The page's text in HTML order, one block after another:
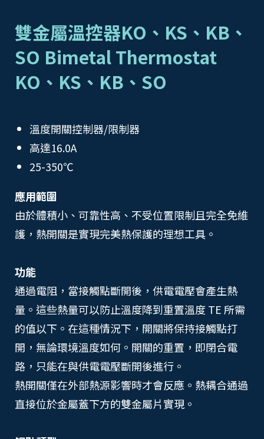
雙金屬溫控器KO、KS、KB、
SO Bimetal Thermostat
KO、KS、KB、SO
溫度開關控制器/限制器
高達16.0A
25-350℃
應用範圍
由於體積小、可靠性高、不受位置限制且完全免維
護，熱開關是實現完美熱保護的理想工具。
功能
通過電阻，當接觸點斷開後，供電電壓會產生熱
量。這些熱量可以防止溫度降到重置溫度 TE 所需
的值以下。在這種情況下，開關將保持接觸點打
開，無論環境溫度如何。開關的重置，即閉合電
路，只能在與供電電壓斷開後進行。
熱開關僅在外部熱源影響時才會反應。熱耦合通過
直接位於金屬蓋下方的雙金屬片實現。